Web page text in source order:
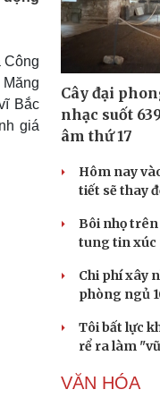
Doanh nghiệp 24h
Doanh nhân
Vì cộng đồng
lịch
Tư vấn
Công
Bắc
giá
Cây đại
nhạc suốt
âm thứ 17
Hôm nay
tiết sẽ thay
Bôi nhọ
tung tin xúc
Chi phí xây
phòng ngủ
Tôi bất lực
rể ra làm
VĂN HÓA